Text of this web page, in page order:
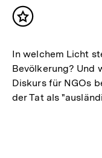
Inhalt
In welchem Licht
Bevölkerung? Und
Diskurs für NGOs
der Tat als